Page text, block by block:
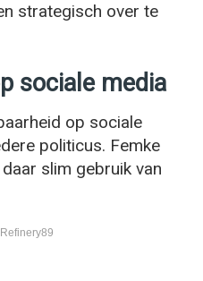
strategisch over te
sociale media
op sociale
politicus. Femke
slim gebruik van